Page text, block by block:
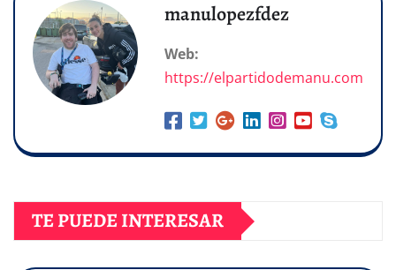
manulopezfdez
Web:
https://elpartidodemanu.com
TE PUEDE INTERESAR